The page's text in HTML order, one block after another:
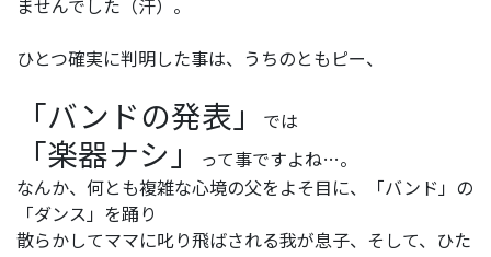
ひとつ確実に判明した事は、うちのともピー、
「バンドの発表」 では
「楽器ナシ」
って事ですよね…。
なんか、何とも複雑な心境の父をよそ目に、「バンド」の
「ダンス」を踊り
散らかしてママに叱り飛ばされる我が息子、そして、ひた